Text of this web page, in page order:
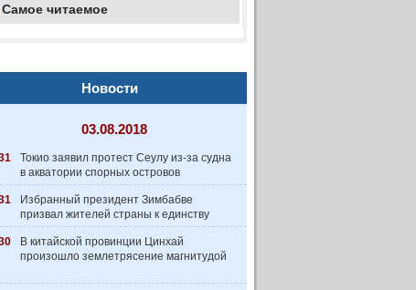
Самое читаемое
Новости
03.08.2018
Токио заявил протест Сеулу из-за судна
в акватории спорных островов
Избранный президент Зимбабве
призвал жителей страны к единству
В китайской провинции Цинхай
произошло землетрясение магнитудой